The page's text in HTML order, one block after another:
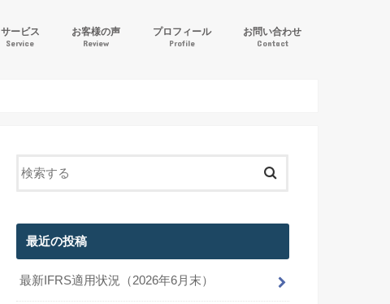
サービス
Service
お客様の声
Review
プロフィール
Profile
お問い合わせ
Contact
最近の投稿
最新IFRS適用状況（2026年6月末）